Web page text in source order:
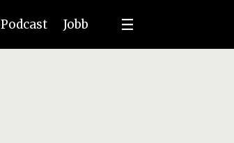
Podcast Jobb